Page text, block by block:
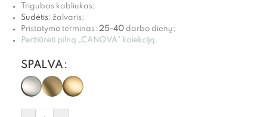
Trigubas kabliukas;
Sudėtis: žalvaris;
Pristatymo terminas: 25-40 darbo dienų;
Peržiūrėti pilną „CANOVA” kolekciją.
SPALVA